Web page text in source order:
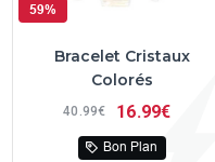
59%
Bracelet Cristaux
Colorés
40 99€ 16 99€
Bon Plan